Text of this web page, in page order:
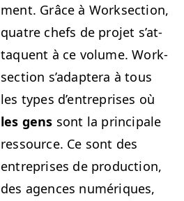
ment. Grâce à Work­sec­tion,
qua­tre chefs de pro­jet s’at­
taque­nt à ce vol­ume. Work­
sec­tion s’adaptera à tous
les types d’en­tre­pris­es où
les gens sont la prin­ci­pale
ressource. Ce sont des
entre­pris­es de pro­duc­tion,
des agences numériques,